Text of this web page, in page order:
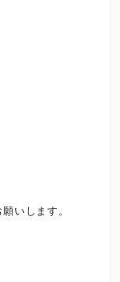
いします。